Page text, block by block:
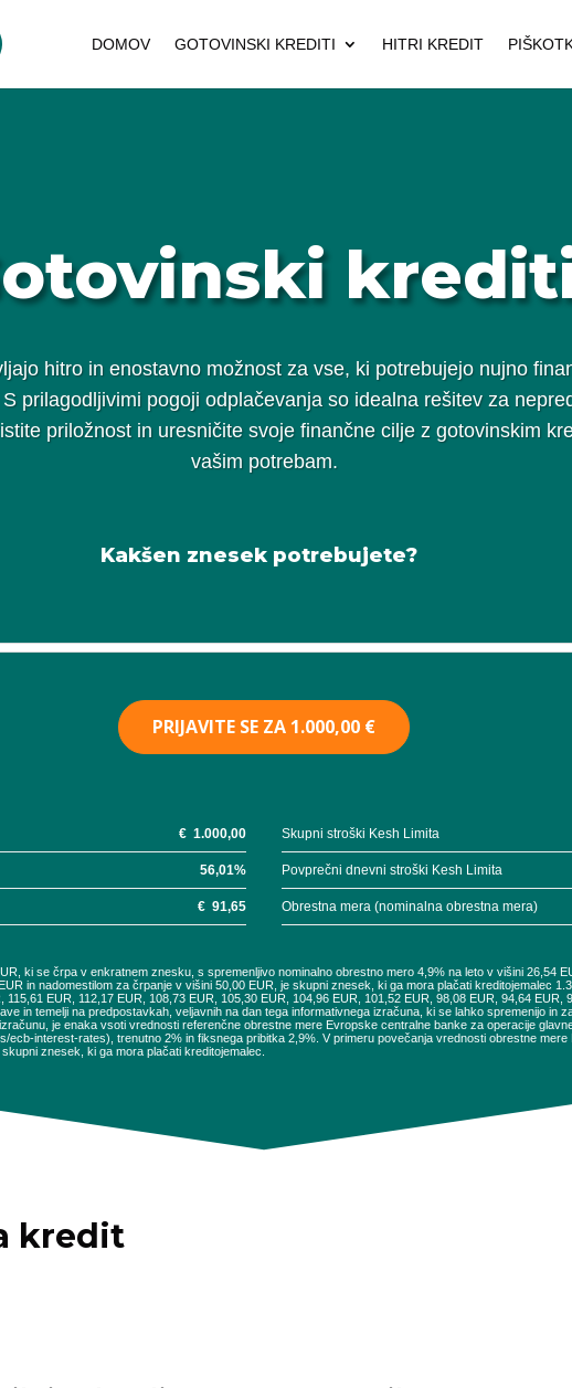
DOMOV GOTOVINSKI KREDITI HITRI KREDIT
hitro in enostavno možnost za vse, ki potrebujejo nujno
prilagodljivimi pogoji odplačevanja so idealna rešitev za
priložnost in uresničite svoje finančne cilje z gotovinskim
vašim potrebam.
Kakšen znesek potrebujete?
PRIJAVITE SE ZA 1.000,00 €
€ 1.000,00 Skupni stroški Kesh Limita
56,01% Povprečni dnevni stroški Kesh Limita
€ 91,65 Obrestna mera (nominalna obrestna mera)
ki se črpa v enkratnem znesku, s spremenljivo nominalno obrestno mero 4,9% na leto v višini 26,54
in nadomestilom za črpanje v višini 50,00 EUR, je skupni znesek, ki ga mora plačati kreditojemalec
EUR, 112,17 EUR, 108,73 EUR, 105,30 EUR, 104,96 EUR, 101,52 EUR, 98,08 EUR, 94,64 EUR,
in temelji na predpostavkah, veljavnih na dan tega informativnega izračuna, ki se lahko spremenijo in
je enaka vsoti vrednosti referenčne obrestne mere Evropske centralne banke za operacije
ecb-interest-rates), trenutno 2% in fiksnega pribitka 2,9%. V primeru povečanja vrednosti obrestne
znesek, ki ga mora plačati kreditojemalec.
kredit